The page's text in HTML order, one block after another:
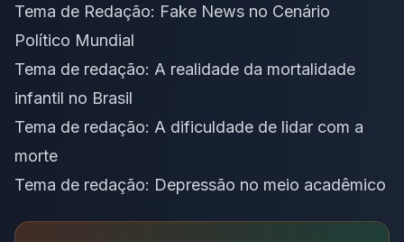
Tema de Redação: Fake News no Cenário
Político Mundial
Tema de redação: A realidade da mortalidade
infantil no Brasil
Tema de redação: A dificuldade de lidar com a
morte
Tema de redação: Depressão no meio acadêmico